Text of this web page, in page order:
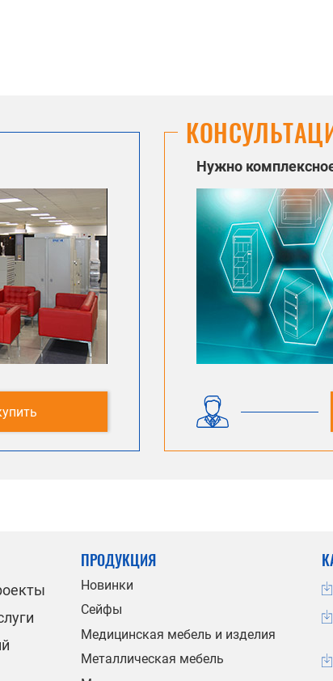
Нужно
ПРОДУКЦИЯ
Новинки
Сейфы
Медицинская мебель и изделия
Металлическая мебель